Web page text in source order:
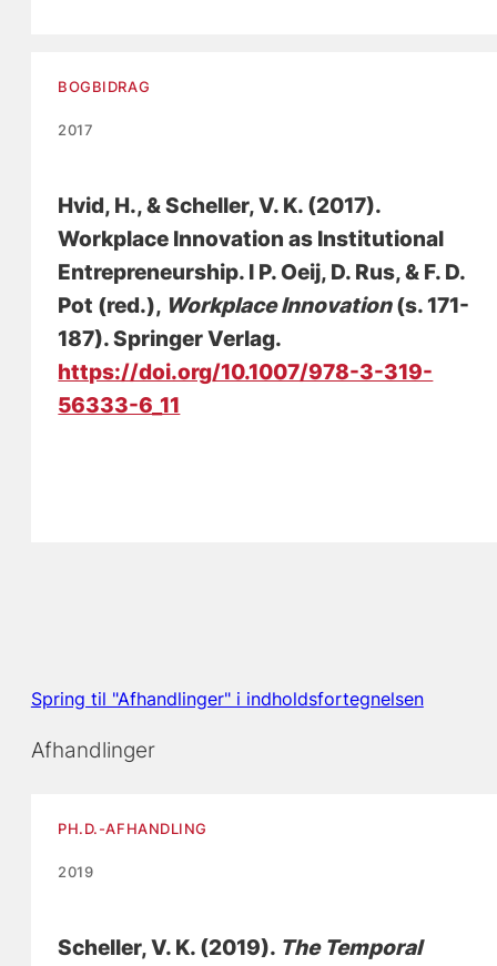
BOGBIDRAG
2017
Hvid, H., & Scheller, V. K. (2017).
Workplace Innovation as Institutional
Entrepreneurship. I P. Oeij, D. Rus, & F. D.
Pot (red.), Workplace Innovation(s. 171-
187). Springer Verlag.
https://doi.org/10.1007/978-3-319-
56333-6_11
Spring til "Afhandlinger" i indholdsfortegnelsen
Afhandlinger
PH.D.-AFHANDLING
2019
Scheller, V. K. (2019). The Temporal